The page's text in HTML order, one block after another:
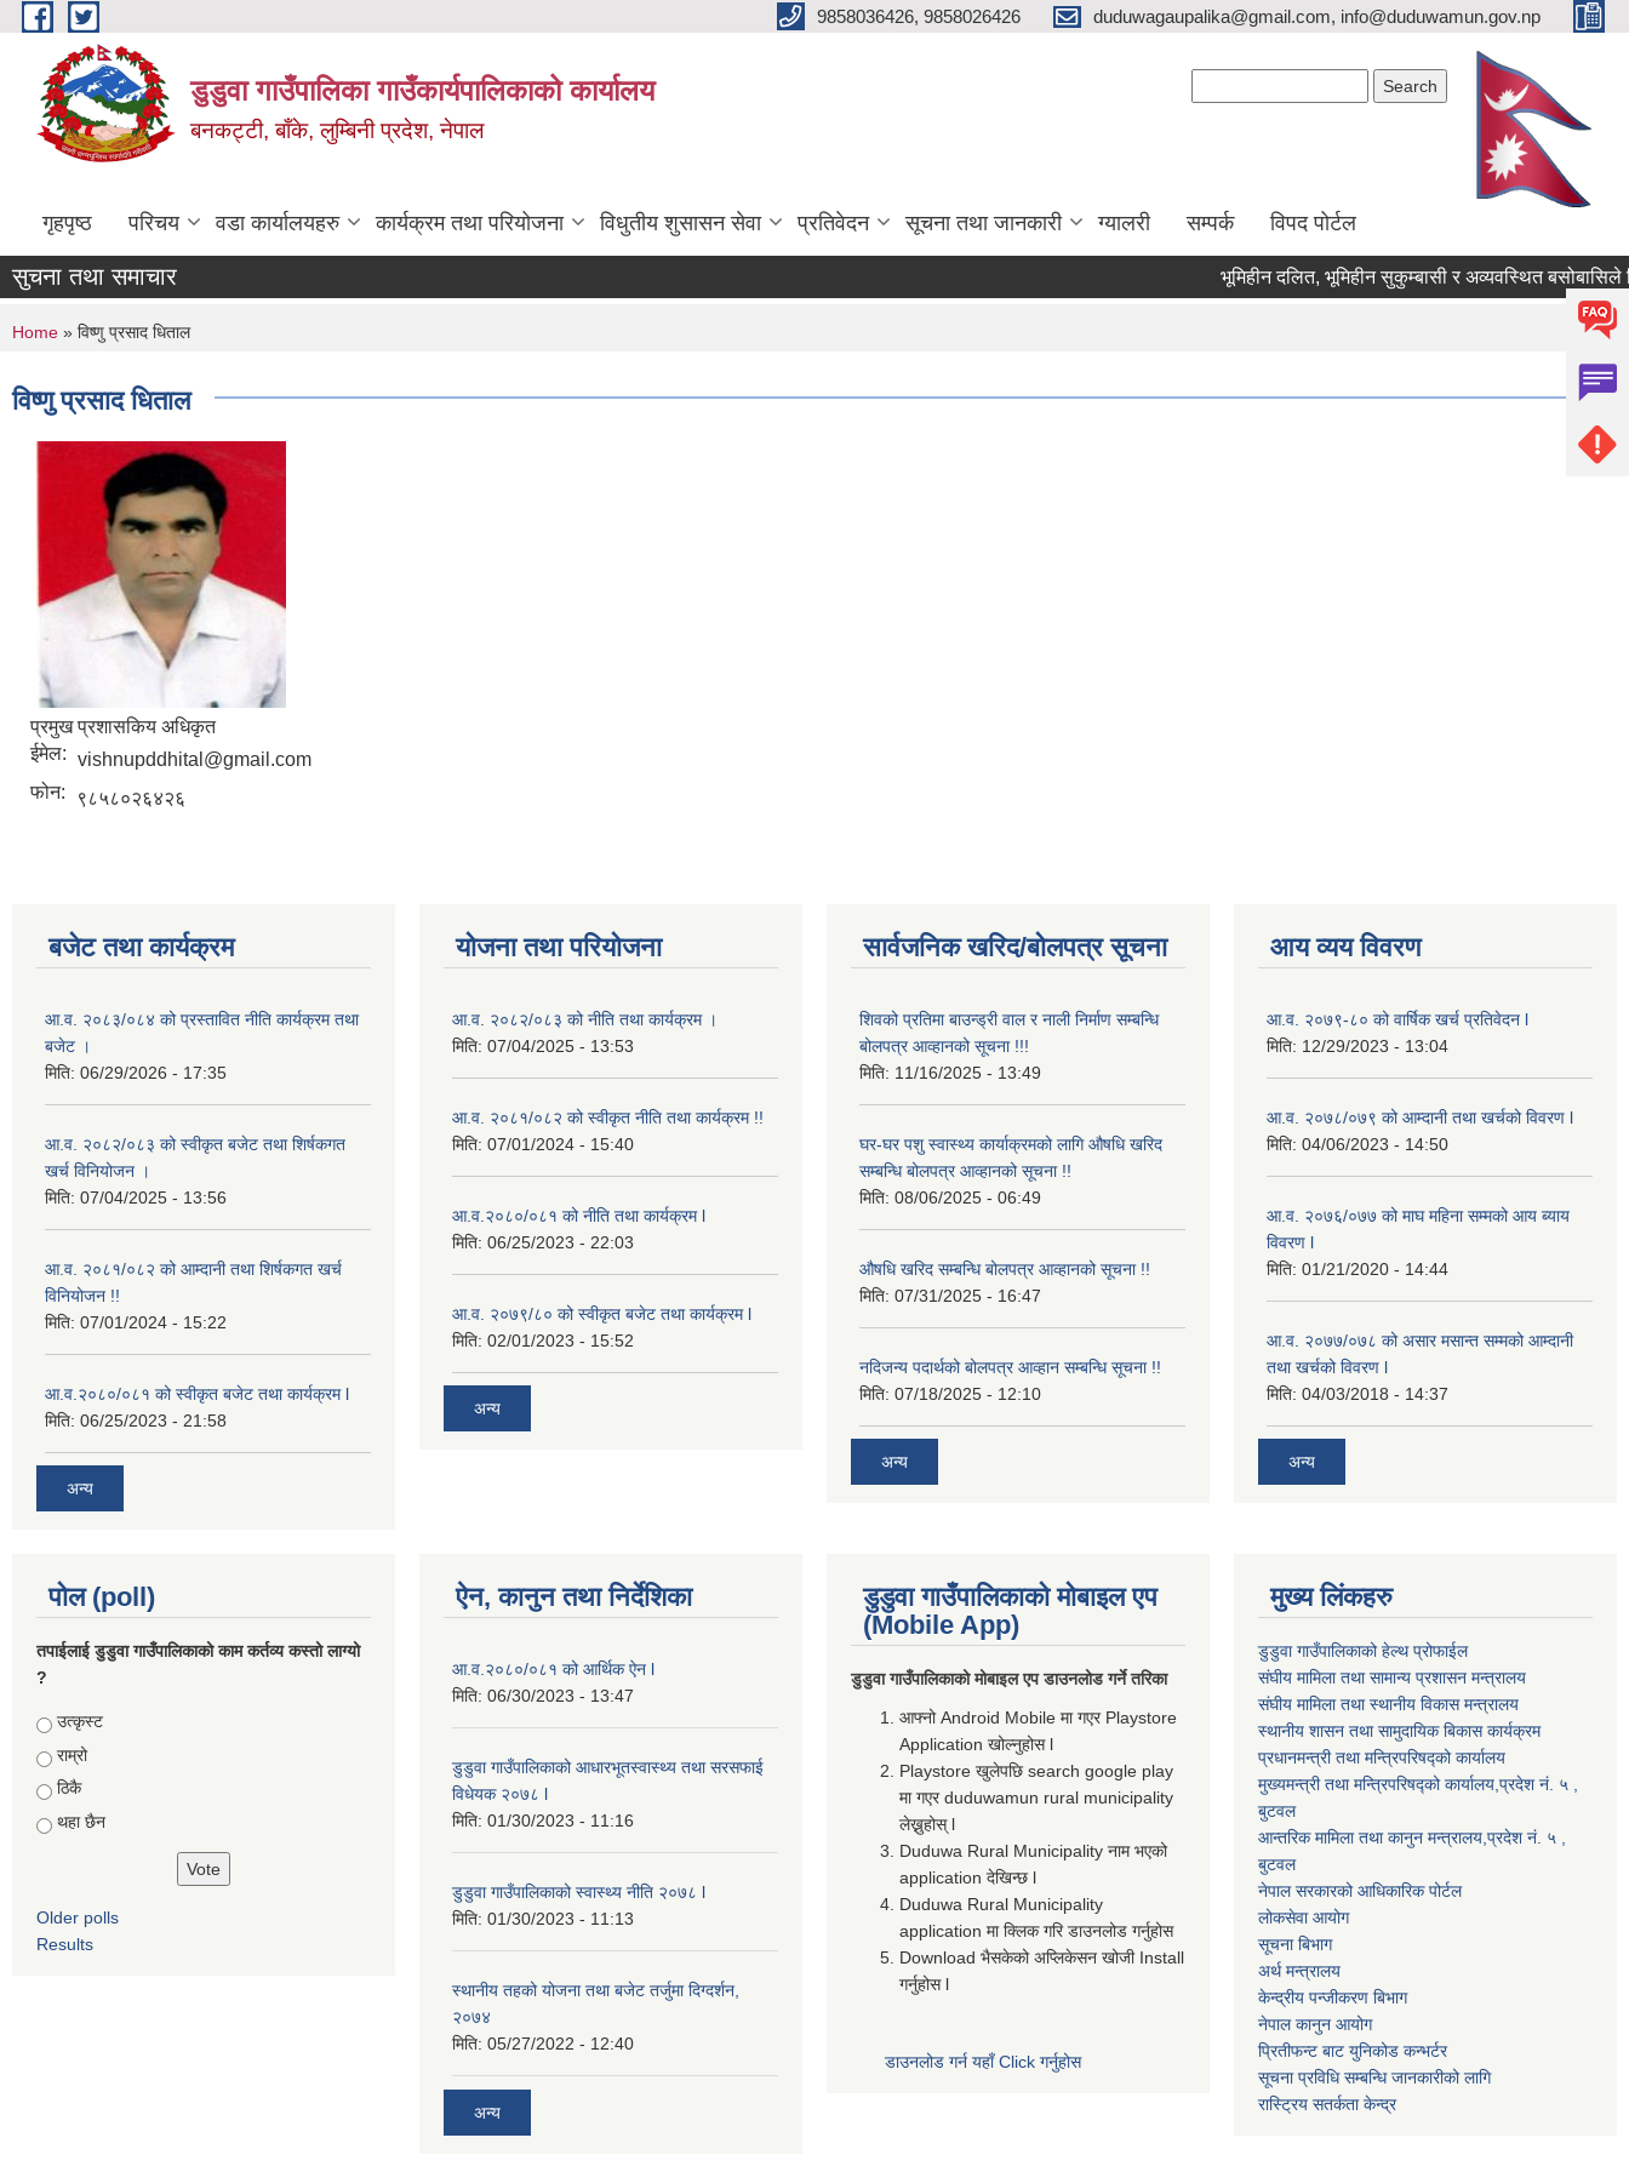
Skip to main content 9858036426, 9858026426 duduwagaupalika@gmail.com, info@duduwamun.gov.np
डुडुवा गाउँपालिका गाउँकार्यपालिकाको कार्यालय
बनकट्टी, बाँके, लुम्बिनी प्रदेश, नेपाल
गृहपृष्ठ परिचय वडा कार्यालयहरु कार्यक्रम तथा परियोजना विधुतीय शुसासन सेवा प्रतिवेदन सूचना तथा जानकारी ग्यालरी सम्पर्क विपद पोर्टल
सुचना तथा समाचार भूमिहीन दलित, भूमिहीन सुकुम्बासी र अव्यवस्थित बसोबासिले
You are here
Home » विष्णु प्रसाद धिताल
विष्णु प्रसाद धिताल
प्रमुख प्रशासकिय अधिकृत
ईमेल: vishnupddhital@gmail.com
फोन:
९८५८०२६४२६
बजेट तथा कार्यक्रम
आ.व. २०८३/०८४ को प्रस्तावित नीति कार्यक्रम तथा
बजेट ।
मिति: 06/29/2026 - 17:35
आ.व. २०८२/०८३ को स्वीकृत बजेट तथा शिर्षकगत
खर्च विनियोजन ।
मिति: 07/04/2025 - 13:56
आ.व. २०८१/०८२ को आम्दानी तथा शिर्षकगत खर्च
विनियोजन !!
मिति: 07/01/2024 - 15:22
आ.व.२०८०/०८१ को स्वीकृत बजेट तथा कार्यक्रम l
मिति: 06/25/2023 - 21:58
अन्य
योजना तथा परियोजना
आ.व. २०८२/०८३ को नीति तथा कार्यक्रम ।
मिति: 07/04/2025 - 13:53
आ.व. २०८१/०८२ को स्वीकृत नीति तथा कार्यक्रम !!
मिति: 07/01/2024 - 15:40
आ.व.२०८०/०८१ को नीति तथा कार्यक्रम l
मिति: 06/25/2023 - 22:03
आ.व. २०७९/८० को स्वीकृत बजेट तथा कार्यक्रम l
मिति: 02/01/2023 - 15:52
अन्य
सार्वजनिक खरिद/बोलपत्र सूचना
शिवको प्रतिमा बाउन्ड्री वाल र नाली निर्माण सम्बन्धि
बोलपत्र आव्हानको सूचना !!!
मिति: 11/16/2025 - 13:49
घर-घर पशु स्वास्थ्य कार्याक्रमको लागि औषधि खरिद
सम्बन्धि बोलपत्र आव्हानको सूचना !!
मिति: 08/06/2025 - 06:49
औषधि खरिद सम्बन्धि बोलपत्र आव्हानको सूचना !!
मिति: 07/31/2025 - 16:47
नदिजन्य पदार्थको बोलपत्र आव्हान सम्बन्धि सूचना !!
मिति: 07/18/2025 - 12:10
अन्य
आय व्यय विवरण
आ.व. २०७९-८० को वार्षिक खर्च प्रतिवेदन l
मिति: 12/29/2023 - 13:04
आ.व. २०७८/०७९ को आम्दानी तथा खर्चको विवरण l
मिति: 04/06/2023 - 14:50
आ.व. २०७६/०७७ को माघ महिना सम्मको आय ब्याय
विवरण l
मिति: 01/21/2020 - 14:44
आ.व. २०७७/०७८ को असार मसान्त सम्मको आम्दानी
तथा खर्चको विवरण l
मिति: 04/03/2018 - 14:37
अन्य
पोल (poll)
तपाईलाई डुडुवा गाउँपालिकाको काम कर्तव्य कस्तो लाग्यो
?
Choices
उत्कृस्ट
राम्रो
ठिकै
थहा छैन
Older polls
Results
ऐन, कानुन तथा निर्देशिका
आ.व.२०८०/०८१ को आर्थिक ऐन l
मिति: 06/30/2023 - 13:47
डुडुवा गाउँपालिकाको आधारभूतस्वास्थ्य तथा सरसफाई
विधेयक २०७८ l
मिति: 01/30/2023 - 11:16
डुडुवा गाउँपालिकाको स्वास्थ्य नीति २०७८ l
मिति: 01/30/2023 - 11:13
स्थानीय तहको योजना तथा बजेट तर्जुमा दिग्दर्शन,
२०७४
मिति: 05/27/2022 - 12:40
अन्य
डुडुवा गाउँपालिकाको मोबाइल एप
(Mobile App)
डुडुवा गाउँपालिकाको मोबाइल एप डाउनलोड गर्ने तरिका
आफ्नो Android Mobile मा गएर Playstore
Application खोल्नुहोस l
Playstore खुलेपछि search google play
मा गएर duduwamun rural municipality
लेख्नुहोस् l
Duduwa Rural Municipality नाम भएको
application देखिन्छ l
Duduwa Rural Municipality
application मा क्लिक गरि डाउनलोड गर्नुहोस
Download भैसकेको अप्लिकेसन खोजी Install
गर्नुहोस l
डाउनलोड गर्न यहाँ Click गर्नुहोस
मुख्य लिंकहरु
डुडुवा गाउँपालिकाको हेल्थ प्रोफाईल
संघीय मामिला तथा सामान्य प्रशासन मन्त्रालय
संघीय मामिला तथा स्थानीय विकास मन्त्रालय
स्थानीय शासन तथा सामुदायिक बिकास कार्यक्रम
प्रधानमन्त्री तथा मन्त्रिपरिषद्को कार्यालय
मुख्यमन्त्री तथा मन्त्रिपरिषद्को कार्यालय,प्रदेश नं. ५ ,
बुटवल
आन्तरिक मामिला तथा कानुन मन्त्रालय,प्रदेश नं. ५ ,
बुटवल
नेपाल सरकारको आधिकारिक पोर्टल
लोकसेवा आयोग
सूचना बिभाग
अर्थ मन्त्रालय
केन्द्रीय पन्जीकरण बिभाग
नेपाल कानुन आयोग
प्रितीफन्ट बाट युनिकोड कन्भर्टर
सूचना प्रविधि सम्बन्धि जानकारीको लागि
रास्ट्रिय सतर्कता केन्द्र